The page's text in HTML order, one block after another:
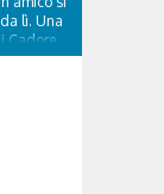
lì. Una
Cadore